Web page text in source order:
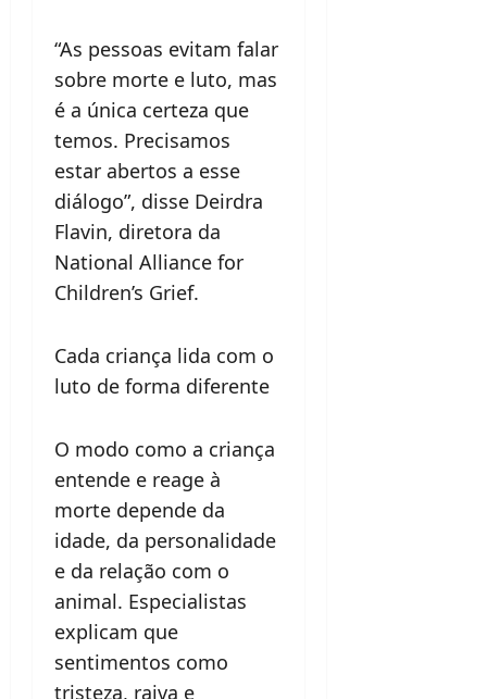
“As pessoas evitam falar
sobre morte e luto, mas
é a única certeza que
temos. Precisamos
estar abertos a esse
diálogo”, disse Deirdra
Flavin, diretora da
National Alliance for
Children’s Grief.
Cada criança lida com o
luto de forma diferente
O modo como a criança
entende e reage à
morte depende da
idade, da personalidade
e da relação com o
animal. Especialistas
explicam que
sentimentos como
tristeza, raiva e